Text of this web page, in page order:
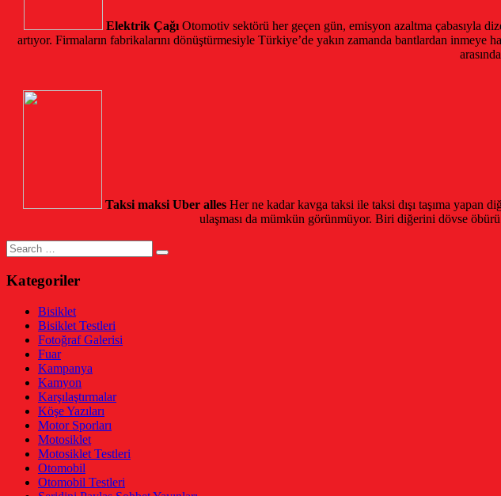
Elektrik Çağı Otomotiv sektörü her geçen gün, emisyon azaltma çabasıyla
artıyor. Firmaların fabrikalarını dönüştürmesiyle Türkiye’de yakın zamanda bantlardan
Taksi maksi Uber alles Her ne kadar kavga taksi ile taksi dışı taşıma yapan
ulaşması da mümkün görünmüyor. Biri diğerini dövse
Search
for:
Kategoriler
Bisiklet
Bisiklet Testleri
Fotoğraf Galerisi
Fuar
Kampanya
Kamyon
Karşılaştırmalar
Köşe Yazıları
Motor Sporları
Motosiklet
Motosiklet Testleri
Otomobil
Otomobil Testleri